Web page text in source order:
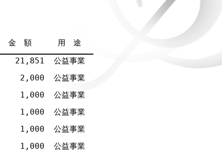
金 額
用 途
21,851
公益事業
2,000
公益事業
1,000
公益事業
1,000
公益事業
1,000
公益事業
1,000
公益事業